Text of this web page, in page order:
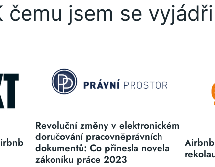
čemu jsem se
Revoluční změny v elektronickém
doručování pracovněprávních
dokumentů: Co přinesla novela
zákoníku práce 2023